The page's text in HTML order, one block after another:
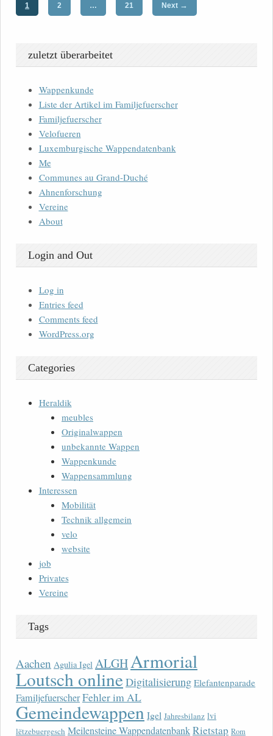
1 2 … 21 Next →
zuletzt überarbeitet
Wappenkunde
Liste der Artikel im Familjefuerscher
Familjefuerscher
Velofueren
Luxemburgische Wappendatenbank
Me
Communes au Grand-Duché
Ahnenforschung
Vereine
About
Login and Out
Log in
Entries feed
Comments feed
WordPress.org
Categories
Heraldik
meubles
Originalwappen
unbekannte Wappen
Wappenkunde
Wappensammlung
Interessen
Mobilität
Technik allgemein
velo
website
job
Privates
Vereine
Tags
Aachen Agulia Igel ALGHArmorial
Loutsch onlineDigitalisierung Elefantenparade
FamiljefuerscherFehler im AL
Gemeindewappen Igel Jahresbilanz lvi
lëtzebuergesch Meilensteine WappendatenbankRietstap Rom